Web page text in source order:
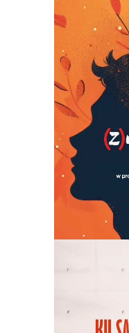
Semiotyka kultury. Teoria
Dodaj do koszyka
(Z)rozumieć świat.
Dodaj do koszyka